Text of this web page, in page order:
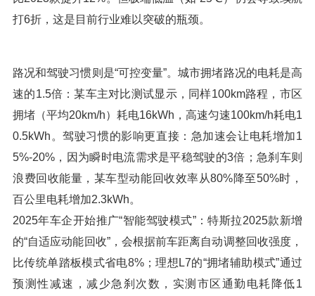
打6折，这是目前行业难以突破的瓶颈。
路况和驾驶习惯则是“可控变量”。城市拥堵路况的电耗是高
速的1.5倍：某车主对比测试显示，同样100km路程，市区
拥堵（平均20km/h）耗电16kWh，高速匀速100km/h耗电1
0.5kWh。驾驶习惯的影响更直接：急加速会让电耗增加1
5%-20%，因为瞬时电流需求是平稳驾驶的3倍；急刹车则
浪费回收能量，某车型动能回收效率从80%降至50%时，
百公里电耗增加2.3kWh。
2025年车企开始推广“智能驾驶模式”：特斯拉2025款新增
的“自适应动能回收”，会根据前车距离自动调整回收强度，
比传统单踏板模式省电8%；理想L7的“拥堵辅助模式”通过
预测性减速，减少急刹次数，实测市区通勤电耗降低1